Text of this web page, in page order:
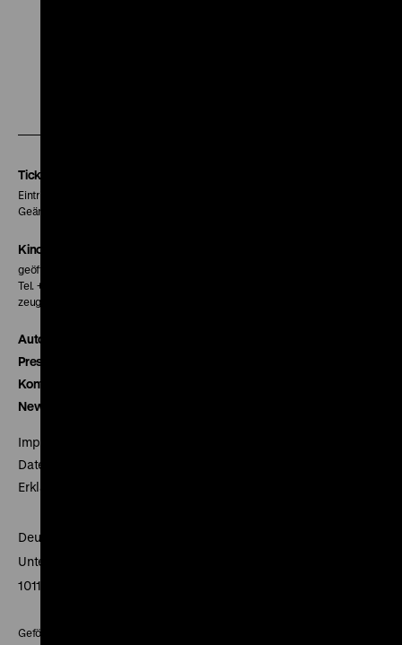
Tickets
Eintritt 5 €
Geänderte Preise sind im Programm vermerkt.
Kinokasse
geöffnet 30 Minuten vor Beginn der ersten Vorstellung
Tel. + 49 30 20304-770
zeughauskino@dhm.de
Autor*innen
Presse
Kontakt
Newsletter
Impressum
Datenschutz
Erklärung digitale Barrierefreiheit
Deutsches Historisches Museum
Unter den Linden 2
10117 Berlin
Gefördert mit Mitteln des Beauftragten der Bundesregierung für